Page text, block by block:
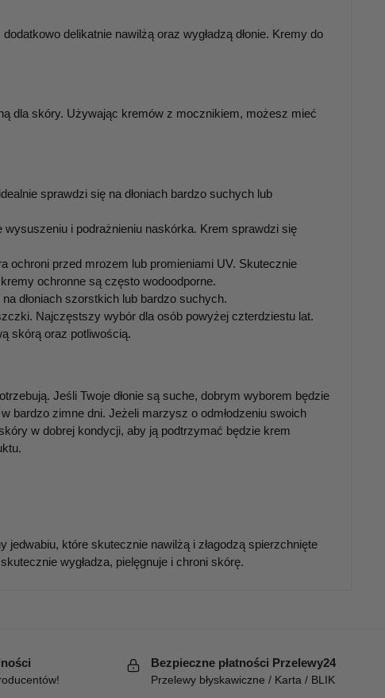
delikatnie nawilżą oraz wygładzą dłonie. Kremy do
dla skóry. Używając kremów z mocznikiem, możesz mieć
sprawdzi się na dłoniach bardzo suchych lub
i podrażnieniu naskórka. Krem sprawdzi się
ochroni przed mrozem lub promieniami UV. Skutecznie
ochronne są często wodoodporne.
dłoniach szorstkich lub bardzo suchych.
Najczęstszy wybór dla osób powyżej czterdziestu lat.
skórą oraz potliwością.
Jeśli Twoje dłonie są suche, dobrym wyborem będzie
bardzo zimne dni. Jeżeli marzysz o odmłodzeniu swoich
w dobrej kondycji, aby ją podtrzymać będzie krem
jedwabiu, które skutecznie nawilżą i złagodzą spierzchnięte
wygładza, pielęgnuje i chroni skórę.
Bezpieczne płatności Przelewy24
Przelewy błyskawiczne / Karta / BLIK